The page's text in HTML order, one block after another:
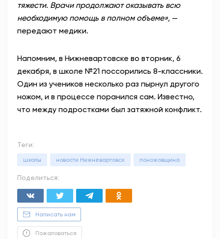
тяжести. Врачи продолжают оказывать всю
необходимую помощь в полном объеме», —
передают медики.
Напомним, в Нижневартовске во вторник, 6
декабря, в школе №21 поссорились 8-классники.
Один из учеников несколько раз пырнул другого
ножом, и в процессе поранился сам. Известно,
что между подростками был затяжной конфликт.
Теги:
школы новости Нижневартовск поножовщина
Поделиться:
Написать нам
Пожаловаться